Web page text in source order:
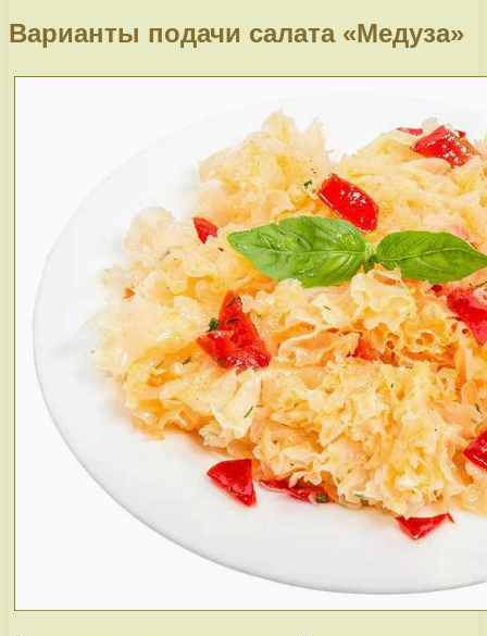
Варианты подачи салата «Медуза»